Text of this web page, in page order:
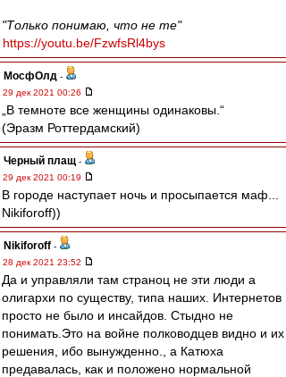
"Только понимаю, что не те"
https://youtu.be/FzwfsRl4bys
МосфОлд -
29 дек 2021 00:26
„В темноте все женщины одинаковы.“
(Эразм Роттердамский)
Черный плащ -
29 дек 2021 00:19
В городе наступает ночь и просыпается маф...
Nikiforoff))
Nikiforoff -
28 дек 2021 23:52
Да и управляли там страноц не эти люди а
олигархи по существу, типа наших. Интернетов
просто не было и инсайдов. Стыдно не
понимать.Это на войне полководцев видно и их
решения, ибо вынужденно., а Катюха
предавалась, как и положено нормальной